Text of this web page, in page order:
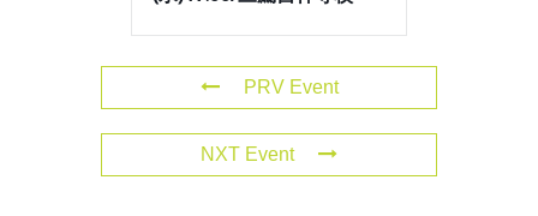
PRV Event
NXT Event